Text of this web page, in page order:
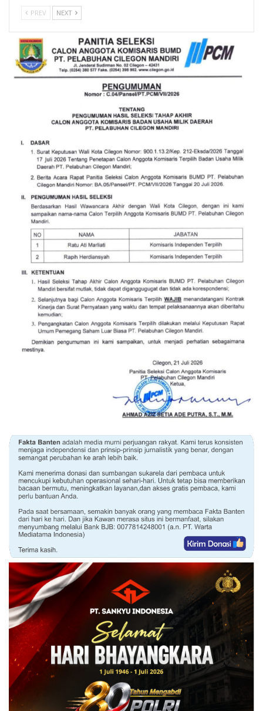
PREV NEXT